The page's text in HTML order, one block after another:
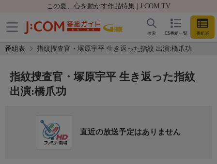
この夏、心を動かす作品特集 | J:COM TV
CS番組一覧 番組表
検索
番組表 指紋捜査官・塚原宇平 生き返った指紋 出演:橋爪功
指紋捜査官・塚原宇平 生き返った指紋
出演:橋爪功
直近の放送予定はありません